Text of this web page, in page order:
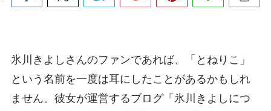
氷川きよしさんのファンであれば、「とねりこ」
という名前を一度は耳にしたことがあるかもしれ
ません。彼女が運営するブログ「氷川きよしにつ